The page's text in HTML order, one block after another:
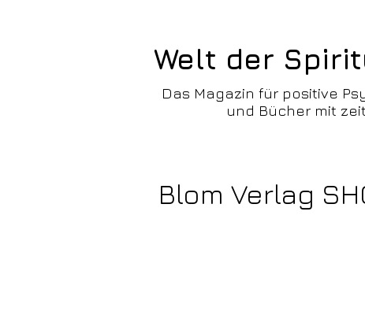
Welt der
Das Magazin für positive
und Bücher mit
Blom Verlag